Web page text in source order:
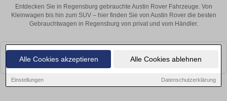
Alle Cookies akzeptieren Alle Cookies ablehnen
Einstellungen Datenschutzerklärung
Entdecken Sie in Regensburg gebrauchte Austin Rover Fahrzeuge. Von
Kleinwagen bis hin zum SUV – hier finden Sie von Austin Rover die besten
Gebrauchtwagen in Regensburg von privat und vom Händler.
Leider konnten wir derzeit keine passenden Autos finden. Schauen Sie
bald wieder vorbei!